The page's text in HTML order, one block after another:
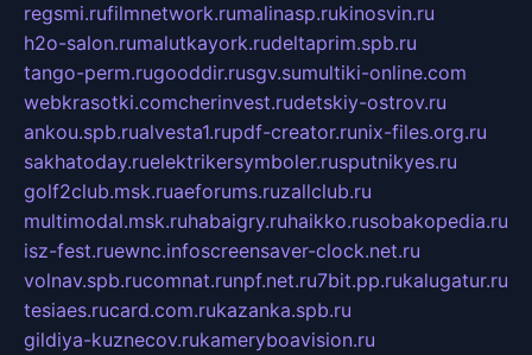
regsmi.rufilmnetwork.rumalinasp.rukinosvin.ru
h2o-salon.rumalutkayork.rudeltaprim.spb.ru
tango-perm.rugooddir.rusgv.sumultiki-online.com
webkrasotki.comcherinvest.rudetskiy-ostrov.ru
ankou.spb.rualvesta1.rupdf-creator.runix-files.org.ru
sakhatoday.ruelektrikersymboler.rusputnikyes.ru
golf2club.msk.ruaeforums.ruzallclub.ru
multimodal.msk.ruhabaigry.ruhaikko.rusobakopedia.ru
isz-fest.ruewnc.infoscreensaver-clock.net.ru
volnav.spb.rucomnat.runpf.net.ru7bit.pp.rukalugatur.ru
tesiaes.rucard.com.rukazanka.spb.ru
gildiya-kuznecov.rukameryboavision.ru